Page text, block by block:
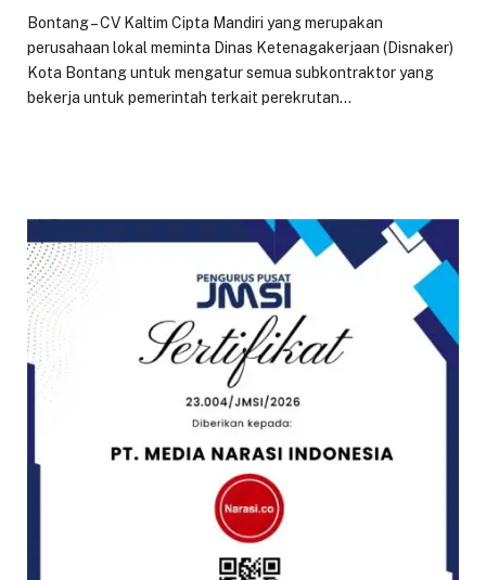
Bontang – CV Kaltim Cipta Mandiri yang merupakan
perusahaan lokal meminta Dinas Ketenagakerjaan (Disnaker)
Kota Bontang untuk mengatur semua subkontraktor yang
bekerja untuk pemerintah terkait perekrutan…